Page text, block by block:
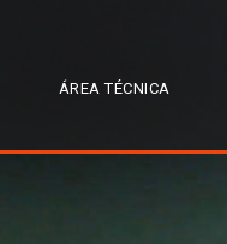
ÁREA TÉCNICA